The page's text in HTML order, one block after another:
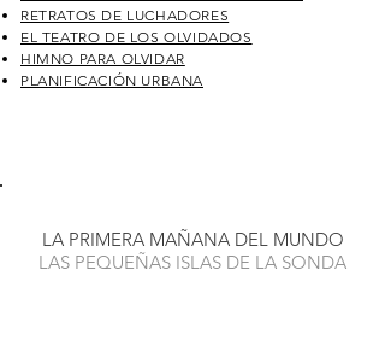
RETRATOS DE LUCHADORES
EL TEATRO DE LOS OLVIDADOS
HIMNO PARA OLVIDAR
PLANIFICACIÓN URBANA
LA PRIMERA MAÑANA DEL MUNDO
LAS PEQUEÑAS ISLAS DE LA SONDA